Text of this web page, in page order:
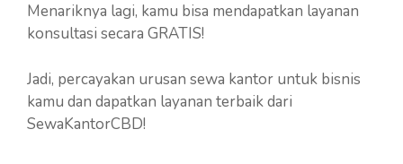
Menariknya lagi, kamu bisa mendapatkan layanan
konsultasi secara GRATIS!
Jadi, percayakan urusan sewa kantor untuk bisnis
kamu dan dapatkan layanan terbaik dari
SewaKantorCBD!